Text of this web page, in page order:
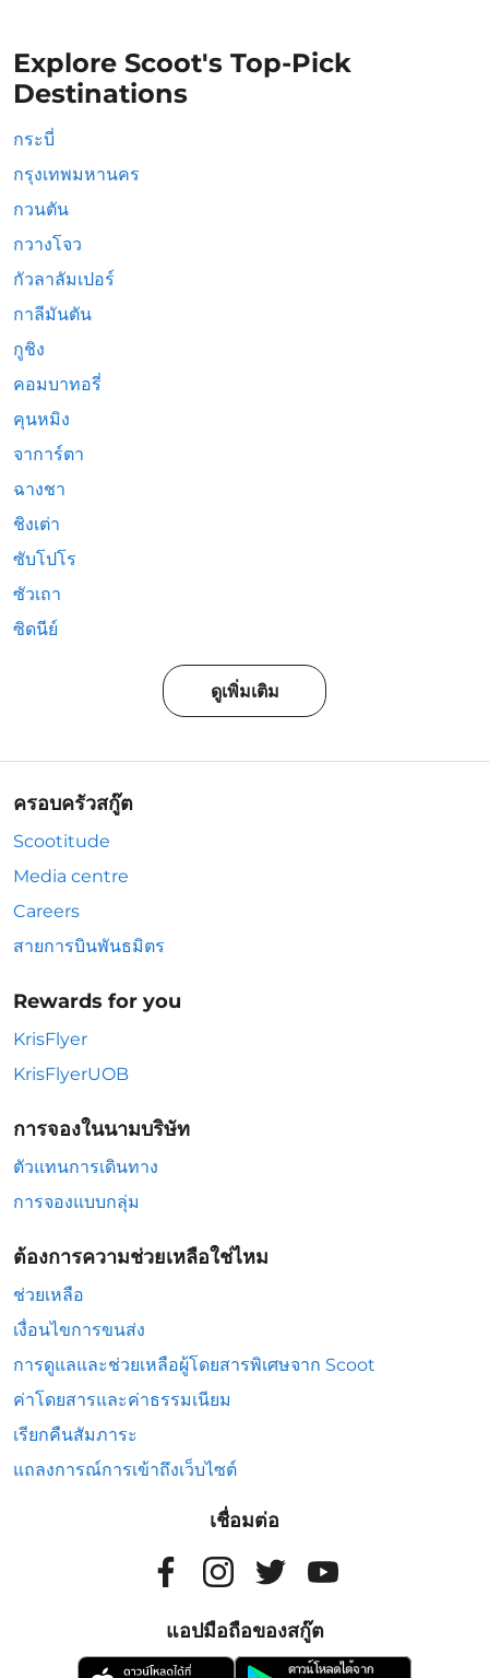
Explore Scoot's Top-Pick
Destinations
กระบี่
กรุงเทพมหานคร
กวนตัน
กวางโจว
กัวลาลัมเปอร์
กาลีมันตัน
กูชิง
คอมบาทอรี่
คุนหมิง
จาการ์ตา
ฉางชา
ชิงเต่า
ซับโปโร
ซัวเถา
ซิดนีย์
ดูเพิ่มเติม
ครอบครัวสกู๊ต
Scootitude
Media centre
Careers
สายการบินพันธมิตร
Rewards for you
KrisFlyer
KrisFlyerUOB
การจองในนามบริษัท
ตัวแทนการเดินทาง
การจองแบบกลุ่ม
ต้องการความช่วยเหลือใช่ไหม
ช่วยเหลือ
เงื่อนไขการขนส่ง
การดูแลและช่วยเหลือผู้โดยสารพิเศษจาก Scoot
ค่าโดยสารและค่าธรรมเนียม
เรียกคืนสัมภาระ
แถลงการณ์การเข้าถึงเว็บไซต์
เชื่อมต่อ
แอปมือถือของสกู๊ต